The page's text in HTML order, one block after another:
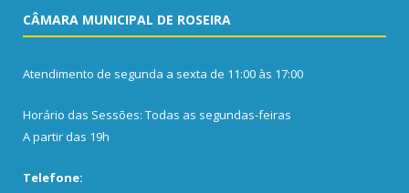
CÂMARA MUNICIPAL DE ROSEIRA
Atendimento de segunda a sexta de 11:00 às 17:00
Horário das Sessões: Todas as segundas-feiras
A partir das 19h
Telefone: